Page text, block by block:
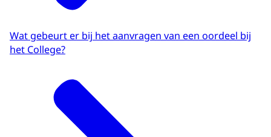
Wat gebeurt er bij het aanvragen van een oordeel bij
het College?